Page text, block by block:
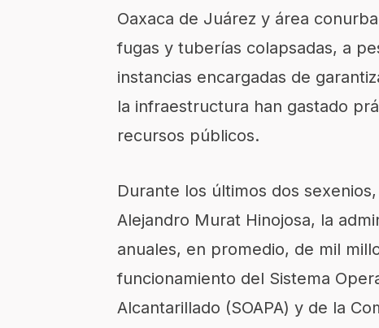
Oaxaca de Juárez y área
fugas y tuberías colapsadas, a
instancias encargadas de
la infraestructura han gastado
recursos públicos.
Durante los últimos dos
Alejandro Murat Hinojosa, la
anuales, en promedio, de mil
funcionamiento del Sistema
Alcantarillado (SOAPA) y de la